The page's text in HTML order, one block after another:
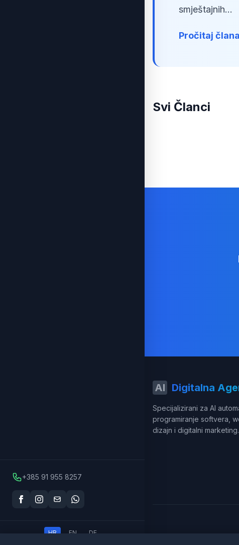
+385 91 955 8257
HR EN DE
smještajnih...
Pročitaj
Svi Članci
AI Digitalna
Specijalizirani za AI
programiranje softvera,
dizajn i digitalni marketing.